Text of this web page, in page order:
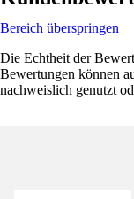
Bereich überspringen
Die Echtheit der
Bewertungen können
nachweislich genutzt